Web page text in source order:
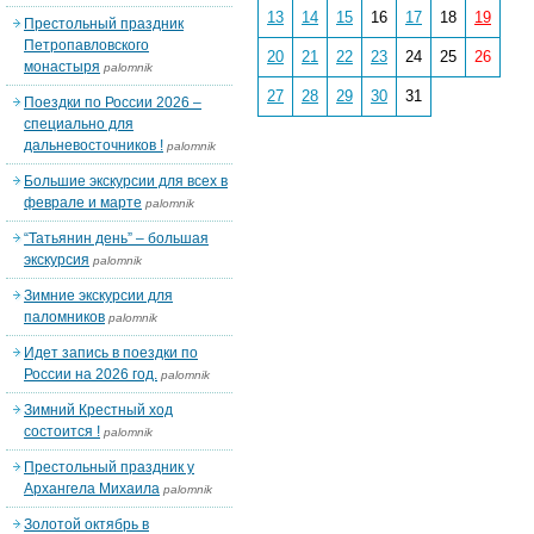
13 14 15 16 17 18 19
20 21 22 23 24 25 26
27 28 29 30 31
Престольный праздник
Петропавловского
монастыря palomnik
Поездки по России 2026 –
специально для
дальневосточников ! palomnik
Большие экскурсии для всех в
феврале и марте palomnik
“Татьянин день” – большая
экскурсия palomnik
Зимние экскурсии для
паломников palomnik
Идет запись в поездки по
России на 2026 год. palomnik
Зимний Крестный ход
состоится ! palomnik
Престольный праздник у
Архангела Михаила palomnik
Золотой октябрь в